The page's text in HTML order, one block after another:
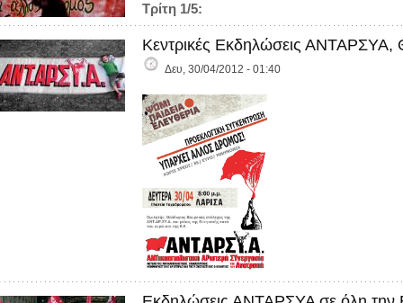
Τρίτη 1/5:
Κεντρικές Εκδηλώσεις ΑΝΤΑΡΣΥΑ,
Δευ, 30/04/2012 - 01:40